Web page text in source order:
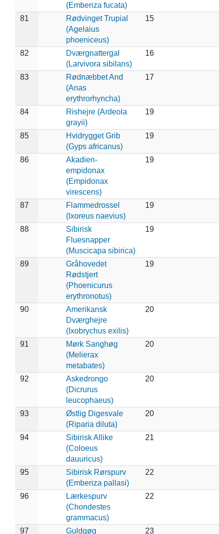
(Emberiza fucata)
81
Rødvinget Trupial
(Agelaius
phoeniceus)
15
82
Dværgnattergal
(Larvivora sibilans)
16
83
Rødnæbbet And
(Anas
erythrorhyncha)
17
84
Rishejre (Ardeola
grayii)
19
85
Hvidrygget Grib
(Gyps africanus)
19
86
Akadien-
empidonax
(Empidonax
virescens)
19
87
Flammedrossel
(Ixoreus naevius)
19
88
Sibirisk
Fluesnapper
(Muscicapa sibirica)
19
89
Gråhovedet
Rødstjert
(Phoenicurus
erythronotus)
19
90
Amerikansk
Dværghejre
(Ixobrychus exilis)
20
91
Mørk Sanghøg
(Melierax
metabates)
20
92
Askedrongo
(Dicrurus
leucophaeus)
20
93
Østlig Digesvale
(Riparia diluta)
20
94
Sibirisk Allike
(Coloeus
dauuricus)
21
95
Sibirisk Rørspurv
(Emberiza pallasi)
22
96
Lærkespurv
(Chondestes
grammacus)
22
97 Guldgøg 23